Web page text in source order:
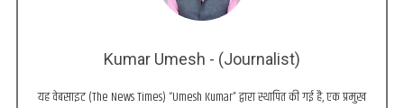
Kumar Umesh - (Journalist)
यह वेबसाइट (The News Times) “Umesh Kumar” द्वारा स्थापित की गई है, एक प्रमुख